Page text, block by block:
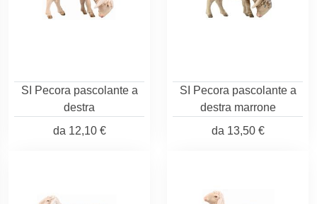
SI Pecora pascolante a
destra
da 12,10 €
SI Pecora pascolante a
destra marrone
da 13,50 €